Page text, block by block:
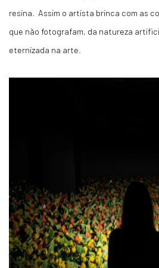
resina. Assim o artista brinca com as
que não fotografam, da natureza
eternizada na arte.